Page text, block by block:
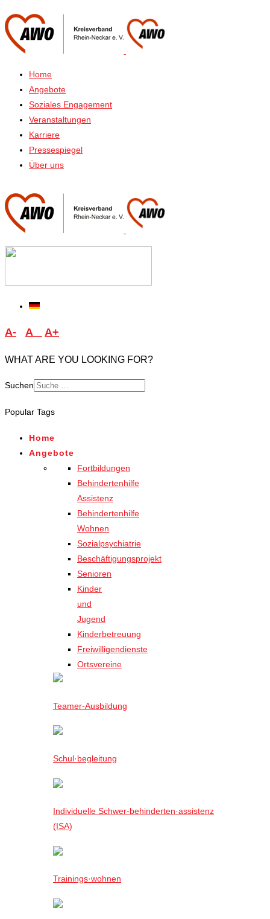
Home
Angebote
Soziales Engagement
Veranstaltungen
Karriere
Pressespiegel
Über uns
A- A A+
WHAT ARE YOU LOOKING FOR?
Suchen
for results.
Popular Tags
Home
Angebote
Fortbildungen
Behindertenhilfe
Assistenz
Behindertenhilfe
Wohnen
Sozialpsychiatrie
Beschäftigungsprojekt
Senioren
Kinder
und
Jugend
Kinderbetreuung
Freiwilligendienste
Ortsvereine
Teamer-Ausbildung
Schul·begleitung
Individuelle Schwer-behinderten·assistenz
(ISA)
Trainings·wohnen